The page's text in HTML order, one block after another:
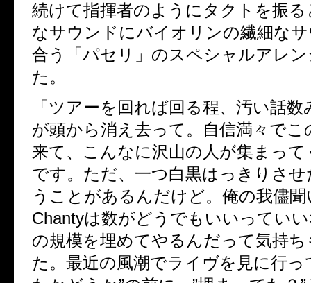
続けて指揮者のようにタクトを振
なサウンドにバイオリンの繊細な
合う「パセリ」のスペシャルアレ
た。
「ツアーを回れば回る程、汚い話
が頭から消え去って。自信満々でこ
来て、こんなに沢山の人が集まっ
です。ただ、一つ白黒はっきりさ
うことがあるんだけど。俺の我儘
Chantyは数がどうでもいいってい
の規模を埋めてやるんだって気持
た。最近の風潮でライヴを見に行っ